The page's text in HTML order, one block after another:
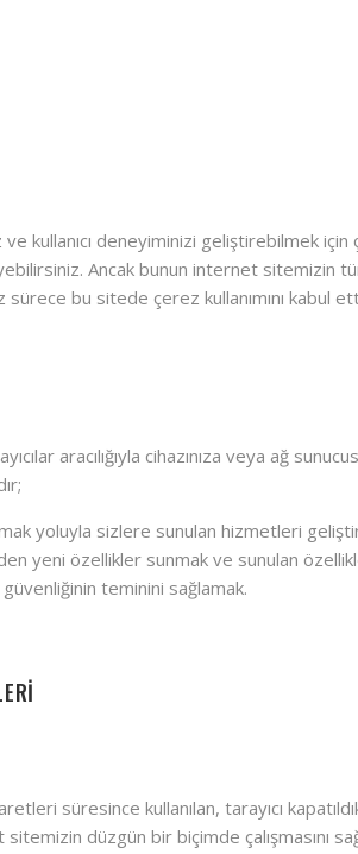
deneyiminizi geliştirebilmek için
Ancak bunun internet sitemizin
sürece bu sitede çerez kullanımını kabul
aracılığıyla cihazınıza veya ağ
yoluyla sizlere sunulan hizmetleri
yeni özellikler sunmak ve sunulan
teminini sağlamak.
süresince kullanılan, tarayıcı
düzgün bir biçimde çalışmasını